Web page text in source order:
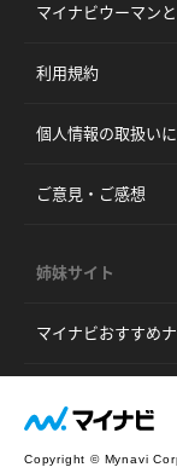
マイナビウーマン
利用規約
個人情報の取扱い
ご意見・ご感想
姉妹サイト
マイナビおすすめ
Copyright © Mynavi